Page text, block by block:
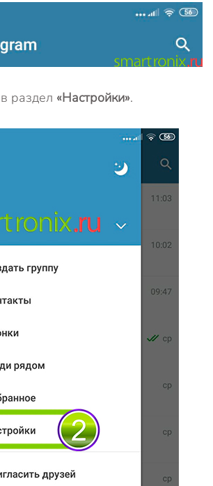
раздел «Настройки».